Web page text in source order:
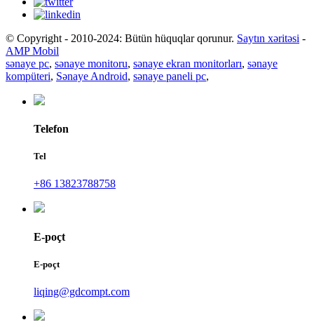
© Copyright - 2010-2024: Bütün hüquqlar qorunur. Saytın xəritəsi -
AMP Mobil
sənaye pc, sənaye monitoru, sənaye ekran monitorları, sənaye
kompüteri, Sənaye Android, sənaye paneli pc,
Telefon
Tel
+86 13823788758
E-poçt
E-poçt
liqing@gdcompt.com